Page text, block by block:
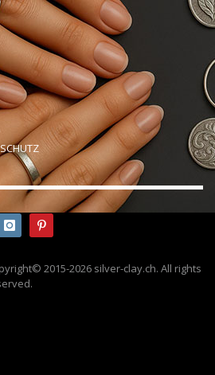
2015-2026 silver-clay.ch. All rights
.